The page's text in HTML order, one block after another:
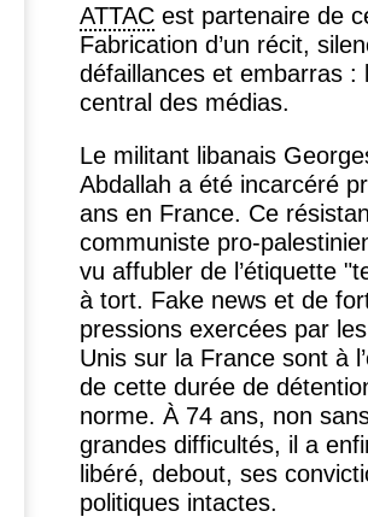
ATTACest partenaire de
Fabrication d’un récit,
défaillances et embarras :
central des médias.
Le militant libanais
Abdallah a été incarcéré
ans en France. Ce
communiste pro-
vu affubler de l’étiquette
à tort. Fake news et de
pressions exercées par
Unis sur la France sont à
de cette durée de
norme. À 74 ans, non
grandes difficultés, il a
libéré, debout, ses
politiques intactes.